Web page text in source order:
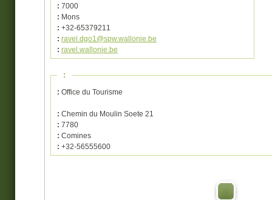
: 7000
: Mons
: +32-65379211
: ravel.dgo1@spw.wallonie.be
: ravel.wallonie.be
:
: Office du Tourisme
: Chemin du Moulin Soete 21
: 7780
: Comines
: +32-56555600